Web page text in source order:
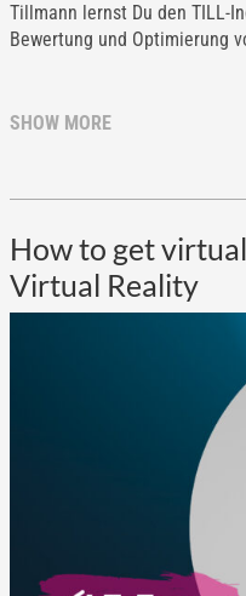
Tillmann lernst Du den TILL-
Bewertung und Optimierung
SHOW MORE
How to get
Virtual Reality